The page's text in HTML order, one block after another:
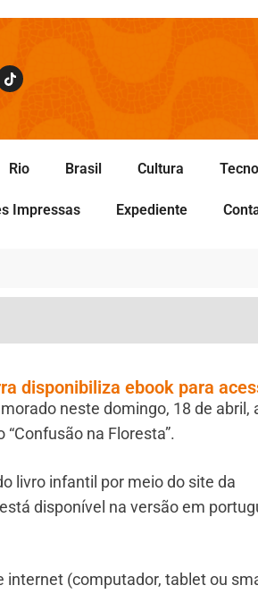
Rio Brasil Cultura
Impressas Expediente
disponibiliza ebook para
neste domingo, 18 de abril,
na Floresta”.
livro infantil por meio do site da
disponível na versão em
internet (computador, tablet ou